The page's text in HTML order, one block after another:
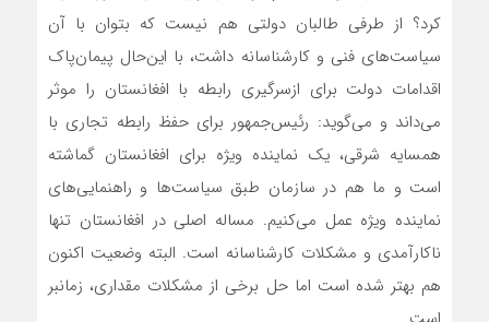
کرد؟ از طرفی طالبان دولتی هم نیست که بتوان با آن
سیاست‌های فنی و کارشناسانه داشت، با این‌حال پیمان‌پاک
اقدامات دولت برای ازسرگیری رابطه با افغانستان را موثر
می‌داند و می‌گوید: رئیس‌جمهور برای حفظ رابطه تجاری با
همسایه شرقی، یک نماینده ویژه برای افغانستان گماشته
است و ما هم در سازمان طبق سیاست‌ها و راهنمایی‌های
نماینده ویژه عمل می‌کنیم. مساله اصلی در افغانستان تنها
ناکارآمدی و مشکلات کارشناسانه است. البته وضعیت اکنون
هم بهتر شده است اما حل برخی از مشکلات مقداری، زمانبر